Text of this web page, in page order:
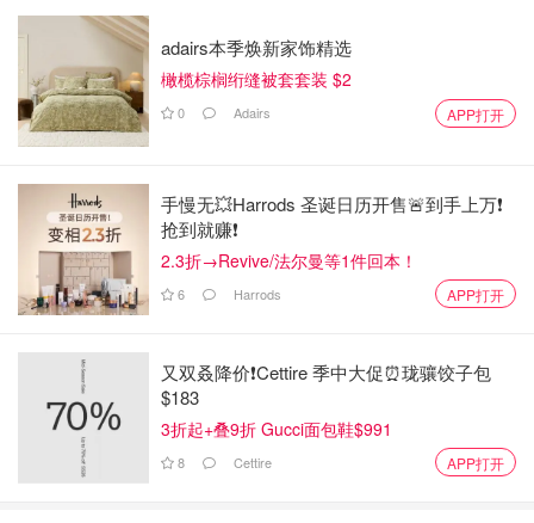
adairs本季焕新家饰精选
橄榄棕榈绗缝被套套装 $2
0 Adairs APP打开
手慢无💥Harrods 圣诞日历开售🚨到手上万❗️
抢到就赚❗️
2.3折→Revive/法尔曼等1件回本！
6 Harrods APP打开
又双叒降价❗️Cettire 季中大促⏰珑骧饺子包
$183
3折起+叠9折 Gucci面包鞋$991
8 Cettire APP打开